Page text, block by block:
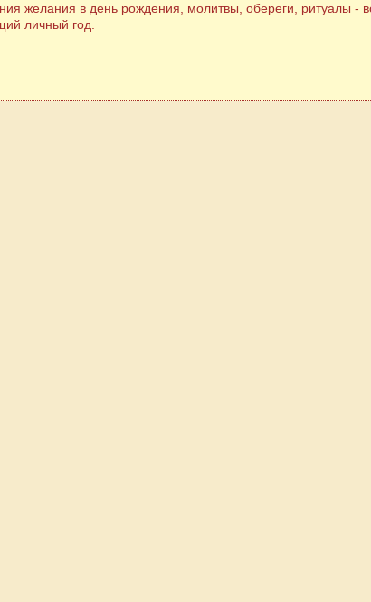
желания в день рождения, молитвы, обереги, ритуалы -
личный год.